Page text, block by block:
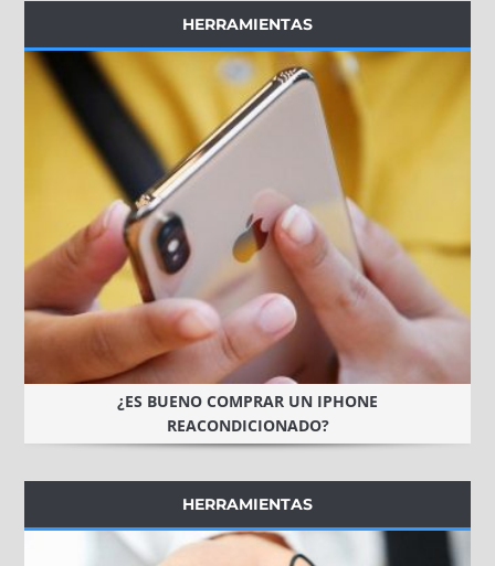
HERRAMIENTAS
¿ES BUENO COMPRAR UN IPHONE
REACONDICIONADO?
HERRAMIENTAS